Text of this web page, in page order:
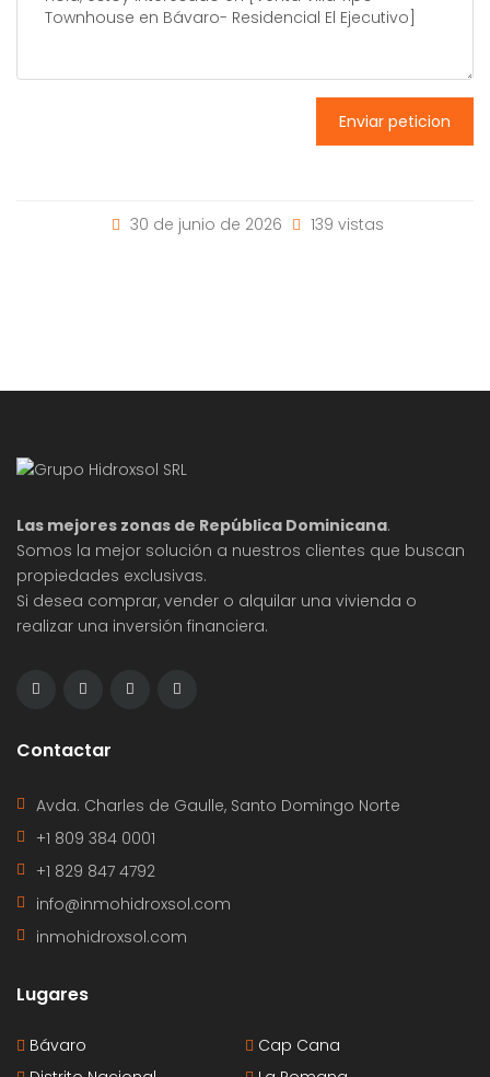
Enviar peticion
30 de junio de 2026 139 vistas
Las mejores zonas de República Dominicana.
Somos la mejor solución a nuestros clientes que buscan
propiedades exclusivas.
Si desea comprar, vender o alquilar una vivienda o
realizar una inversión financiera.
Contactar
Avda. Charles de Gaulle, Santo Domingo Norte
+1 809 384 0001
+1 829 847 4792
info@inmohidroxsol.com
inmohidroxsol.com
Lugares
Bávaro
Cap Cana